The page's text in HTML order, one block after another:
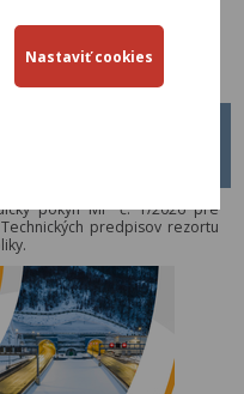
2026
pokyn MP č. 1/2026 pre
predpisov rezortu